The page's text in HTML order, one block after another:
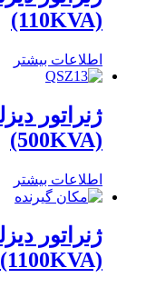
(110KVA)
اطلاعات بیشتر
(500KVA)
اطلاعات بیشتر
(1100KVA)